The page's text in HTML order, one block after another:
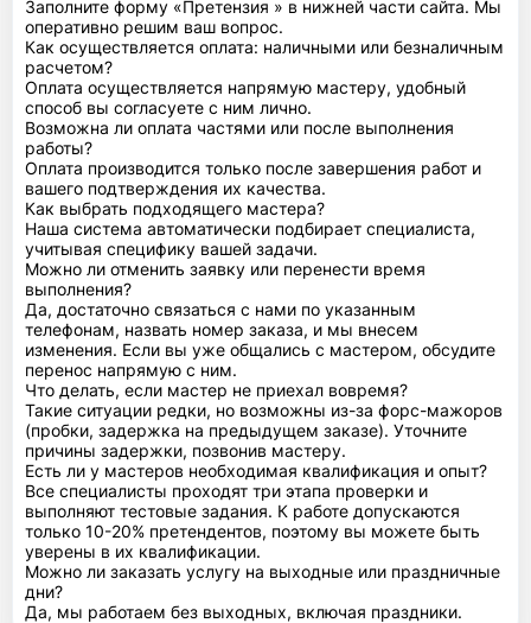
Заполните форму «Претензия » в нижней части сайта. Мы
оперативно решим ваш вопрос.
Как осуществляется оплата: наличными или безналичным
расчетом?
Оплата осуществляется напрямую мастеру, удобный
способ вы согласуете с ним лично.
Возможна ли оплата частями или после выполнения
работы?
Оплата производится только после завершения работ и
вашего подтверждения их качества.
Как выбрать подходящего мастера?
Наша система автоматически подбирает специалиста,
учитывая специфику вашей задачи.
Можно ли отменить заявку или перенести время
выполнения?
Да, достаточно связаться с нами по указанным
телефонам, назвать номер заказа, и мы внесем
изменения. Если вы уже общались с мастером, обсудите
перенос напрямую с ним.
Что делать, если мастер не приехал вовремя?
Такие ситуации редки, но возможны из-за форс-мажоров
(пробки, задержка на предыдущем заказе). Уточните
причины задержки, позвонив мастеру.
Есть ли у мастеров необходимая квалификация и опыт?
Все специалисты проходят три этапа проверки и
выполняют тестовые задания. К работе допускаются
только 10-20% претендентов, поэтому вы можете быть
уверены в их квалификации.
Можно ли заказать услугу на выходные или праздничные
дни?
Да, мы работаем без выходных, включая праздники.